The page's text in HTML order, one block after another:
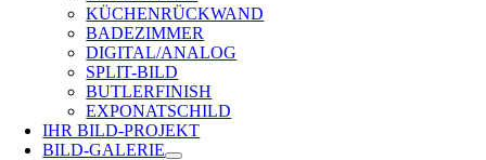
KÜCHENRÜCKWAND
BADEZIMMER
DIGITAL/ANALOG
SPLIT-BILD
BUTLERFINISH
EXPONATSCHILD
IHR BILD-PROJEKT
BILD-GALERIE